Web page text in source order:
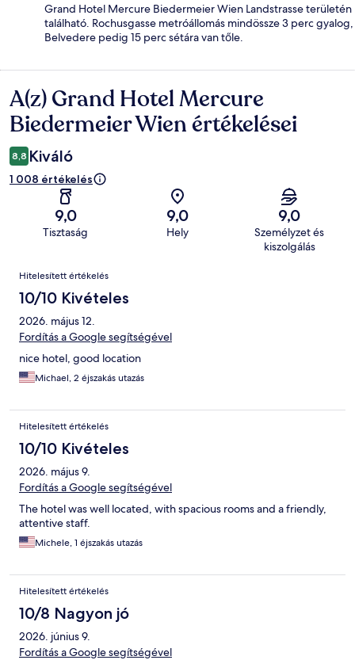
Grand Hotel Mercure Biedermeier Wien Landstrasse területén
található. Rochusgasse metróállomás mindössze 3 perc gyalog,
Belvedere pedig 15 perc sétára van tőle.
Értékelések
A(z) Grand Hotel Mercure
Biedermeier Wien értékelései
8,8 Kiváló
1 008 értékelés
9,0
Tisztaság
9,0
Hely
9,0
Személyzet és
kiszolgálás
Értékelések
Hitelesített értékelés
10/10 Kivételes
2026. május 12.
Fordítás a Google segítségével
nice hotel, good location
Michael, 2 éjszakás utazás
Hitelesített értékelés
10/10 Kivételes
2026. május 9.
Fordítás a Google segítségével
The hotel was well located, with spacious rooms and a friendly,
attentive staff.
Michele, 1 éjszakás utazás
Hitelesített értékelés
10/8 Nagyon jó
2026. június 9.
Fordítás a Google segítségével